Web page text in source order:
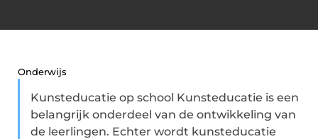
Onderwijs
Kunsteducatie op school Kunsteducatie is een
belangrijk onderdeel van de ontwikkeling van
de leerlingen. Echter wordt kunsteducatie